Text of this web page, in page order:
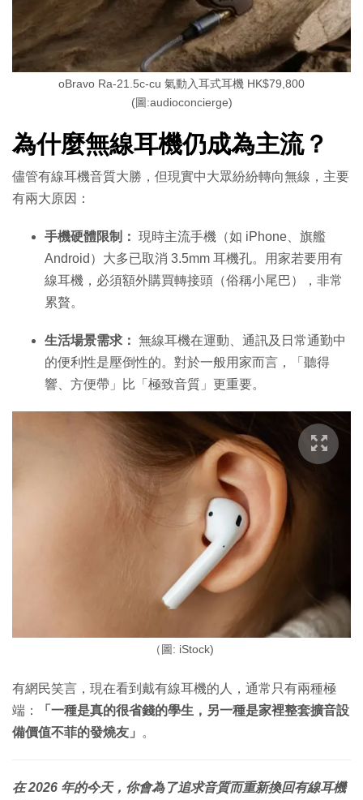
oBravo Ra-21.5c-cu 氣動入耳式耳機 HK$79,800
(圖:audioconcierge)
為什麼無線耳機仍成為主流？
儘管有線耳機音質大勝，但現實中大眾紛紛轉向無線，主要
有兩大原因：
手機硬體限制： 現時主流手機（如 iPhone、旗艦
Android）大多已取消 3.5mm 耳機孔。用家若要用有
線耳機，必須額外購買轉接頭（俗稱小尾巴），非常
累贅。
生活場景需求： 無線耳機在運動、通訊及日常通勤中
的便利性是壓倒性的。對於一般用家而言，「聽得
響、方便帶」比「極致音質」更重要。
（圖: iStock)
有網民笑言，現在看到戴有線耳機的人，通常只有兩種極
端：
「一種是真的很省錢的學生，另一種是家裡整套擴音設
備價值不菲的發燒友」
。
在 2026 年的今天，你會為了追求音質而重新換回有線耳機